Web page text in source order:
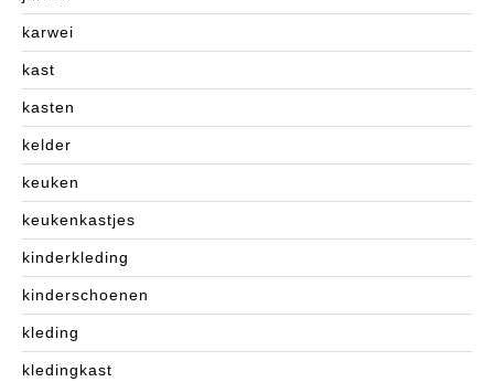
karwei
kast
kasten
kelder
keuken
keukenkastjes
kinderkleding
kinderschoenen
kleding
kledingkast